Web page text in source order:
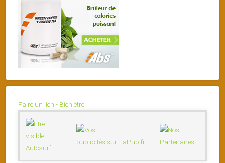
Faire un lien - Bien être